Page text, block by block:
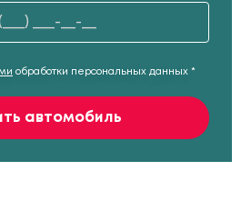
обработки персональных данных *
автомобиль